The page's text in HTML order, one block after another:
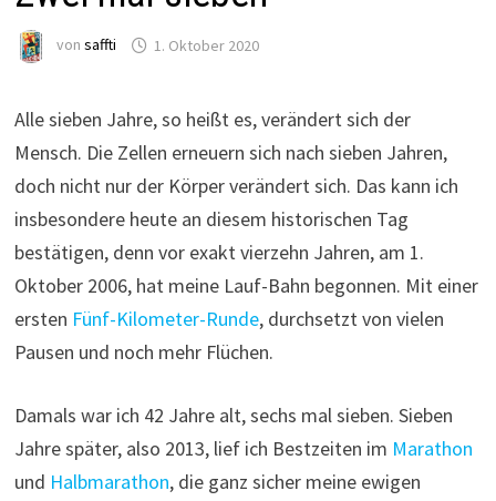
von saffti 1. Oktober 2020
Alle sieben Jahre, so heißt es, verändert sich der
Mensch. Die Zellen erneuern sich nach sieben Jahren,
doch nicht nur der Körper verändert sich. Das kann ich
insbesondere heute an diesem historischen Tag
bestätigen, denn vor exakt vierzehn Jahren, am 1.
Oktober 2006, hat meine Lauf-Bahn begonnen. Mit einer
ersten Fünf-Kilometer-Runde, durchsetzt von vielen
Pausen und noch mehr Flüchen.
Damals war ich 42 Jahre alt, sechs mal sieben. Sieben
Jahre später, also 2013, lief ich Bestzeiten im Marathon
und Halbmarathon, die ganz sicher meine ewigen